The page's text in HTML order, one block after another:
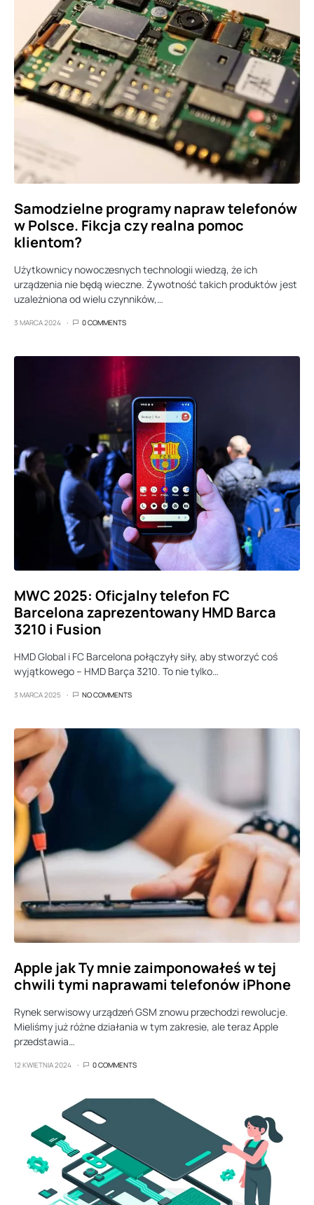
Samodzielne programy napraw telefonów
w Polsce. Fikcja czy realna pomoc
klientom?
Użytkownicy nowoczesnych technologii wiedzą, że ich
urządzenia nie będą wieczne. Żywotność takich produktów jest
uzależniona od wielu czynników,…
3 MARCA 2024 0 COMMENTS
MWC 2025: Oficjalny telefon FC
Barcelona zaprezentowany HMD Barca
3210 i Fusion
HMD Global i FC Barcelona połączyły siły, aby stworzyć coś
wyjątkowego – HMD Barça 3210. To nie tylko…
3 MARCA 2025 NO COMMENTS
Apple jak Ty mnie zaimponowałeś w tej
chwili tymi naprawami telefonów iPhone
Rynek serwisowy urządzeń GSM znowu przechodzi rewolucje.
Mieliśmy już różne działania w tym zakresie, ale teraz Apple
przedstawia…
12 KWIETNIA 2024 0 COMMENTS